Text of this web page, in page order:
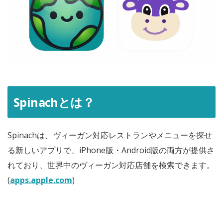
Spinachとは？
Spinachは、ヴィーガン対応レストランやメニューを探せ
る新しいアプリで、iPhone版・Android版の両方が提供さ
れており、世界中のヴィーガン対応店舗を検索できます。
(apps.apple.com)